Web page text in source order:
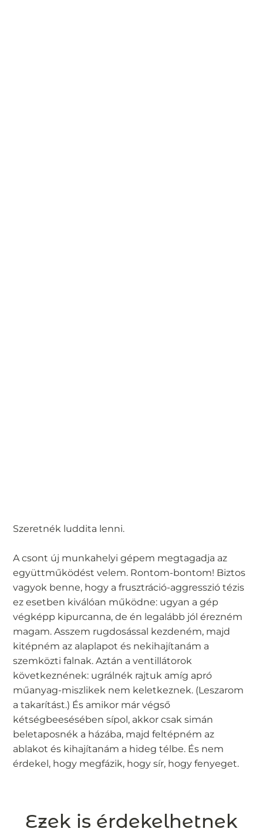
Szeretnék luddita lenni.
A csont új munkahelyi gépem megtagadja az
együttműködést velem. Rontom-bontom! Biztos
vagyok benne, hogy a frusztráció-aggresszió tézis
ez esetben kiválóan működne: ugyan a gép
végképp kipurcanna, de én legalább jól érezném
magam. Asszem rugdosással kezdeném, majd
kitépném az alaplapot és nekihajítanám a
szemközti falnak. Aztán a ventillátorok
következnének: ugrálnék rajtuk amíg apró
műanyag-miszlikek nem keletkeznek. (Leszarom
a takarítást.) És amikor már végső
kétségbeesésében sípol, akkor csak simán
beletaposnék a házába, majd feltépném az
ablakot és kihajítanám a hideg télbe. És nem
érdekel, hogy megfázik, hogy sír, hogy fenyeget.
Ezek is érdekelhetnek